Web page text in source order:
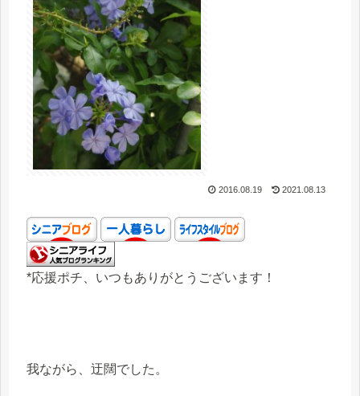
2016.08.19 2021.08.13
*応援ポチ、いつもありがとうございます！
我ながら、迂闊でした。